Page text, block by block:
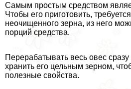
Самым простым средством
Чтобы его приготовить,
неочищенного зерна, из него
порций средства.
Переpaбатывать весь овес сразу
хранить его цельным зерном,
полезные свойства.